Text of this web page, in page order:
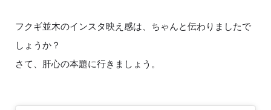
フクギ並木のインスタ映え感は、ちゃんと伝わりましたで
しょうか？
さて、肝心の本題に行きましょう。